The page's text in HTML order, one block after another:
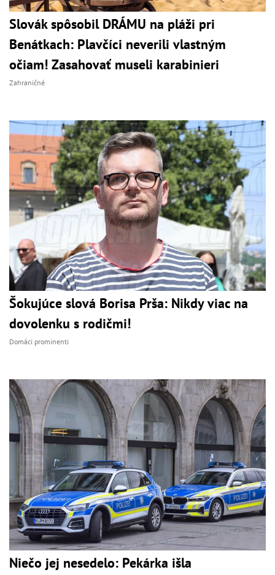
Slovák spôsobil DRÁMU na pláži pri
Benátkach: Plavčíci neverili vlastným
očiam! Zasahovať museli karabinieri
Zahraničné
Šokujúce slová Borisa Prša: Nikdy viac na
dovolenku s rodičmi!
Domáci prominenti
Niečo jej nesedelo: Pekárka išla